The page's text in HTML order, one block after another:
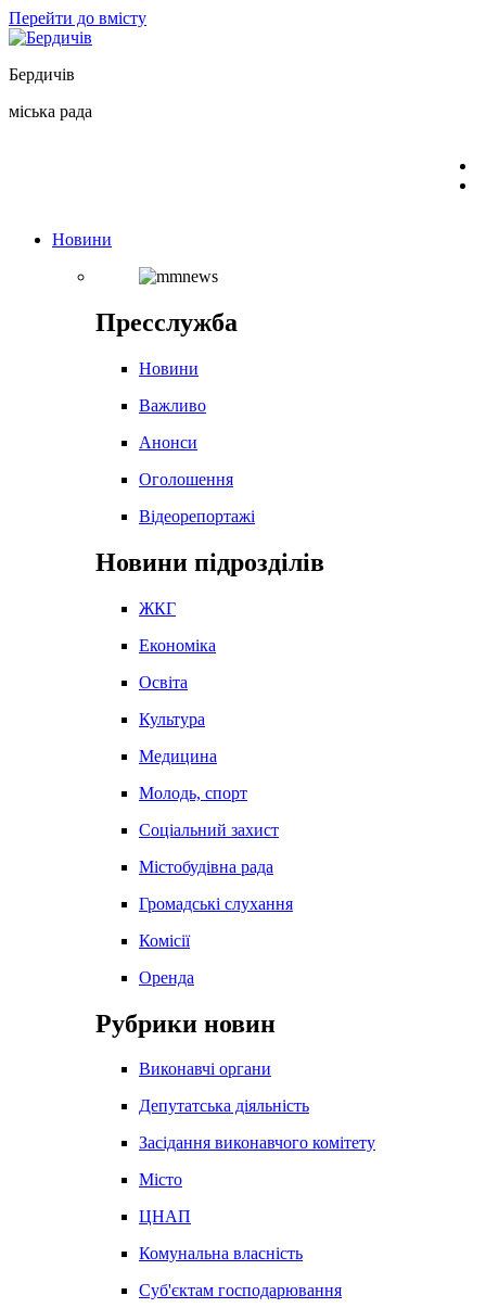
Перейти до вмісту
Бердичів
міська рада
Новини
Пресслужба
Новини
Важливо
Анонси
Оголошення
Відеорепортажі
Новини підрозділів
ЖКГ
Економіка
Освіта
Культура
Медицина
Молодь, спорт
Соціальний захист
Містобудівна рада
Громадські слухання
Комісії
Оренда
Рубрики новин
Виконавчі органи
Депутатська діяльність
Засідання виконавчого комітету
Місто
ЦНАП
Комунальна власність
Суб'єктам господарювання